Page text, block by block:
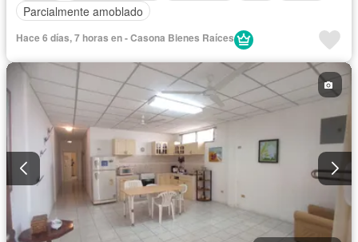
Parcialmente amoblado
Hace 6 días, 7 horas en - Casona Bienes Raíces